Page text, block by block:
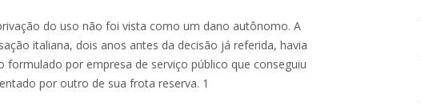
do uso não foi vista como um dano autônomo. A
italiana, dois anos antes da decisão já referida, havia
formulado por empresa de serviço público que conseguiu
por outro de sua frota reserva. 1